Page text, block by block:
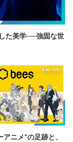
た美学──強固な世
ニメ“の足跡と、